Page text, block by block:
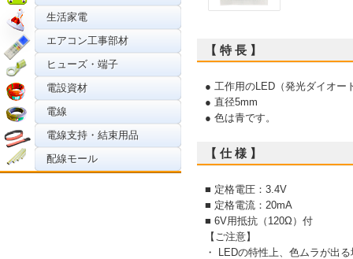
生活家電
エアコン工事部材
ヒューズ・端子
電設資材
電線
電線支持・結束用品
配線モール
【 特 長 】
● 工作用のLED（発光ダイオー
● 直径5mm
● 色は青です。
【 仕 様 】
■ 定格電圧：3.4V
■ 定格電流：20mA
■ 6V用抵抗（120Ω）付
【ご注意】
・ LEDの特性上、色ムラが出